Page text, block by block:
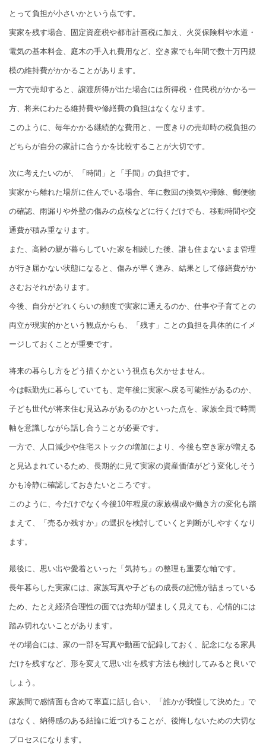
とって負担が小さいかという点です。
実家を残す場合、固定資産税や都市計画税に加え、火災保険料や水道・
電気の基本料金、庭木の手入れ費用など、空き家でも年間で数十万円規
模の維持費がかかることがあります。
一方で売却すると、譲渡所得が出た場合には所得税・住民税がかかる一
方、将来にわたる維持費や修繕費の負担はなくなります。
このように、毎年かかる継続的な費用と、一度きりの売却時の税負担の
どちらが自分の家計に合うかを比較することが大切です。
次に考えたいのが、「時間」と「手間」の負担です。
実家から離れた場所に住んでいる場合、年に数回の換気や掃除、郵便物
の確認、雨漏りや外壁の傷みの点検などに行くだけでも、移動時間や交
通費が積み重なります。
また、高齢の親が暮らしていた家を相続した後、誰も住まないまま管理
が行き届かない状態になると、傷みが早く進み、結果として修繕費がか
さむおそれがあります。
今後、自分がどれくらいの頻度で実家に通えるのか、仕事や子育てとの
両立が現実的かという観点からも、「残す」ことの負担を具体的にイメ
ージしておくことが重要です。
将来の暮らし方をどう描くかという視点も欠かせません。
今は転勤先に暮らしていても、定年後に実家へ戻る可能性があるのか、
子ども世代が将来住む見込みがあるのかといった点を、家族全員で時間
軸を意識しながら話し合うことが必要です。
一方で、人口減少や住宅ストックの増加により、今後も空き家が増える
と見込まれているため、長期的に見て実家の資産価値がどう変化しそう
かも冷静に確認しておきたいところです。
このように、今だけでなく今後10年程度の家族構成や働き方の変化も踏
まえて、「売るか残すか」の選択を検討していくと判断がしやすくなり
ます。
最後に、思い出や愛着といった「気持ち」の整理も重要な軸です。
長年暮らした実家には、家族写真や子どもの成長の記憶が詰まっている
ため、たとえ経済合理性の面では売却が望ましく見えても、心情的には
踏み切れないことがあります。
その場合には、家の一部を写真や動画で記録しておく、記念になる家具
だけを残すなど、形を変えて思い出を残す方法も検討してみると良いで
しょう。
家族間で感情面も含めて率直に話し合い、「誰かが我慢して決めた」で
はなく、納得感のある結論に近づけることが、後悔しないための大切な
プロセスになります。